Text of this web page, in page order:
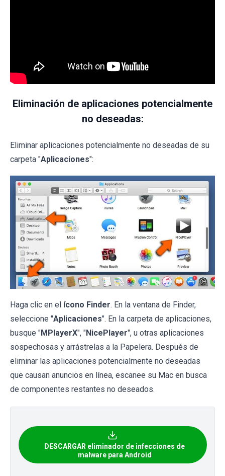
Eliminación de aplicaciones potencialmente
no deseadas:
Eliminar aplicaciones potencialmente no deseadas de su
carpeta "Aplicaciones":
Haga clic en el ícono Finder. En la ventana de Finder,
seleccione "Aplicaciones". En la carpeta de aplicaciones,
busque "MPlayerX", "NicePlayer", u otras aplicaciones
sospechosas y arrástrelas a la Papelera. Después de
eliminar las aplicaciones potencialmente no deseadas
que causan anuncios en línea, escanee su Mac en busca
de componentes restantes no deseados.
DESCARGAR eliminador de infecciones de
malware para Android